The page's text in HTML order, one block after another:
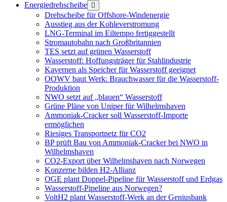
Energiedrehscheibe Menü
öffnen
Drehscheibe für Offshore-Windenergie
Ausstieg aus der Kohleverstromung
LNG-Terminal im Eiltempo fertiggestellt
Stromautobahn nach Großbritannien
TES setzt auf grünen Wasserstoff
Wasserstoff: Hoffungsträger für Stahlindustrie
Kavernen als Speicher für Wasserstoff geeignet
OOWV baut Werk: Brauchwasser für die Wasserstoff-
Produktion
NWO setzt auf „blauen“ Wasserstoff
Grüne Pläne von Uniper für Wilhelmshaven
Ammoniak-Cracker soll Wasserstoff-Importe
ermöglichen
Riesiges Transportnetz für CO2
BP prüft Bau von Ammoniak-Cracker bei NWO in
Wilhelmshaven
CO2-Export über Wilhelmshaven nach Norwegen
Konzerne bilden H2-Allianz
OGE plant Doppel-Pipeline für Wasserstoff und Erdgas
Wasserstoff-Pipeline aus Norwegen?
VoltH2 plant Wasserstoff-Werk an der Geniusbank